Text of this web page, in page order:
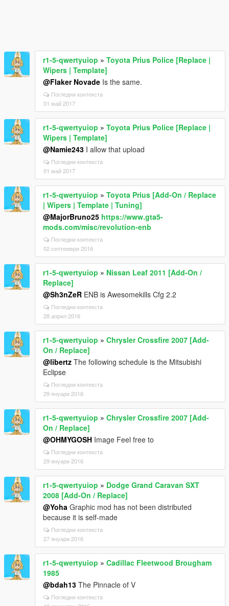
r1-5-qwertyuiop » Toyota Prius Police [Replace |
Wipers | Template]
@Flaker Novade Is the same.
Погледни контекста
01 май 2017
r1-5-qwertyuiop » Toyota Prius Police [Replace |
Wipers | Template]
@Namie243 I allow that upload
Погледни контекста
01 май 2017
r1-5-qwertyuiop » Toyota Prius [Add-On / Replace
| Wipers | Template | Tuning]
@MajorBruno25 https://www.gta5-
mods.com/misc/revolution-enb
Погледни контекста
02 септември 2016
r1-5-qwertyuiop » Nissan Leaf 2011 [Add-On /
Replace]
@Sh3nZeR ENB is Awesomekills Cfg 2.2
Погледни контекста
28 април 2016
r1-5-qwertyuiop » Chrysler Crossfire 2007 [Add-
On / Replace]
@libertz The following schedule is the Mitsubishi
Eclipse
Погледни контекста
29 януари 2016
r1-5-qwertyuiop » Chrysler Crossfire 2007 [Add-
On / Replace]
@OHMYGOSH Image Feel free to
Погледни контекста
29 януари 2016
r1-5-qwertyuiop » Dodge Grand Caravan SXT
2008 [Add-On / Replace]
@Yoha Graphic mod has not been distributed
because it is self-made
Погледни контекста
27 януари 2016
r1-5-qwertyuiop » Cadillac Fleetwood Brougham
1985
@bdah13 The Pinnacle of V
Погледни контекста